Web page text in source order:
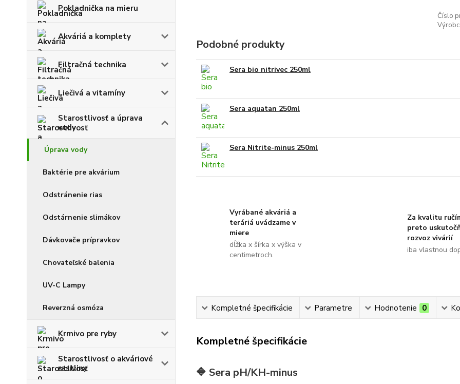
Pokladnička na mieru
Akváriá a komplety
Filtračná technika
Liečivá a vitamíny
Starostlivosť a úprava
vody
Úprava vody
Baktérie pre akvárium
Odstránenie rias
Odstárnenie slimákov
Dávkovače prípravkov
Chovateľské balenia
UV-C Lampy
Reverzná osmóza
Krmivo pre ryby
Starostlivosť o akváriové
rastliny
Číslo
Podobné produkty
Sera bio nitrivec 250ml
Sera aquatan 250ml
Sera Nitrite-minus 250ml
Vyrábané akváriá a
teráriá uvádzame v
miere
dĺžka x šírka x výška v
centimetroch.
Za kvalitu
preto
rozvoz vivárií
iba vlastnou
Kompletné špecifikácie Parametre Hodnotenie 0
Kompletné špecifikácie
🔷 Sera pH/KH-minus